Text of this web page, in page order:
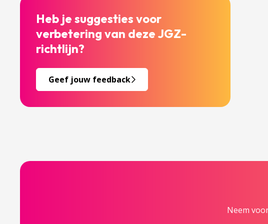
Heb je suggesties voor
verbetering van deze JGZ-
richtlijn?
Geef jouw feedback
Neem